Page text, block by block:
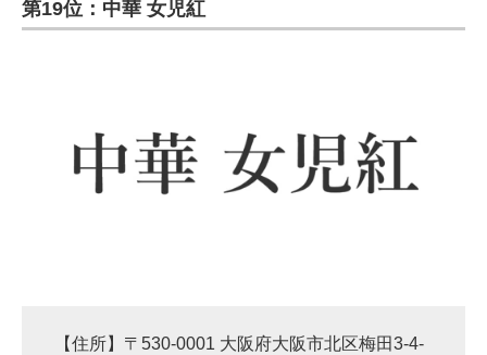
第19位：中華 女児紅
【住所】〒530-0001 大阪府大阪市北区梅田3-4-